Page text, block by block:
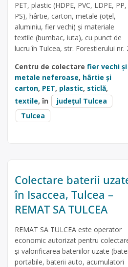
PET, plastic (HDPE, PVC, LDPE, PP,
PS), hârtie, carton, metale (oțel,
aluminiu, fier vechi) și materiale
textile (bumbac, iuta), cu punct de
lucru în Tulcea, str. Forestierului nr.
Centru de colectare fier vechi și
metale neferoase, hârtie și
carton, PET, plastic, sticlă,
textile, în
județul Tulcea
Tulcea
Colectare baterii
în Isaccea, Tulcea –
REMAT SA TULCEA
REMAT SA TULCEA este operator
economic autorizat pentru
și valorificarea bateriilor uzate
portabile, baterii auto, acumulatori